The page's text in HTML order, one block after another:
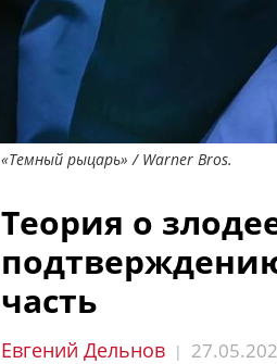
«Темный рыцарь» / Warner Bros.
Теория о
часть
Евгений Дельнов |